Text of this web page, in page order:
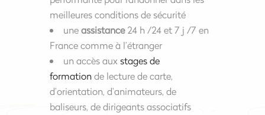
meilleures conditions de sécurité
uneassistance24 h /24 et 7 j /7 en
France comme à l’étranger
un accès aux stages de
formationde lecture de carte,
d’orientation, d’animateurs, de
baliseurs, de dirigeants associatifs